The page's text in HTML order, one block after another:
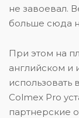
не завоевал.
больше сюда
При этом на
английском и
использовать
Colmex Pro
партнерские